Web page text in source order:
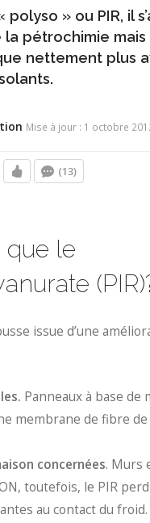
» ou PIR, il
la pétrochimie mais
nettement plus
Mise à jour : 1 octobre
(13)
que le
issue d’une
Panneaux à base de
membrane de fibre
concernées. Murs
toutefois, le PIR
au contact du